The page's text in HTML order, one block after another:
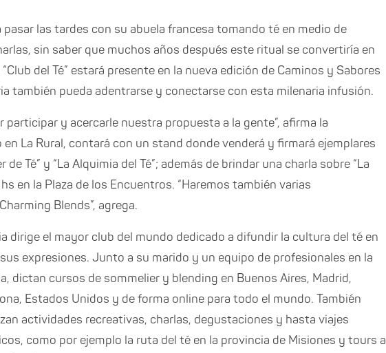
las tardes con su abuela francesa tomando té en medio de
sin saber que muchos años después este ritual se convertiría en
del Té” estará presente en la nueva edición de Caminos y Sabores
también pueda adentrarse y conectarse con esta milenaria infusión.
y acercarle nuestra propuesta a la gente”, afirma la
en La Rural, contará con un stand donde venderá y firmará ejemplares
Té” y “La Alquimia del Té”; además de brindar una charla sobre “La
en la Plaza de los Encuentros. “Haremos también varias
Blends”, agrega.
dirige el mayor club del mundo dedicado a difundir la cultura del té en
expresiones. Junto a su marido y un equipo de profesionales en la
dictan cursos de sommelier y blending en Buenos Aires, Madrid,
Estados Unidos y de forma online para todo el mundo. También
actividades recreativas, charlas, degustaciones y hasta viajes
como por ejemplo la ruta del té en la provincia de Misiones y tours a